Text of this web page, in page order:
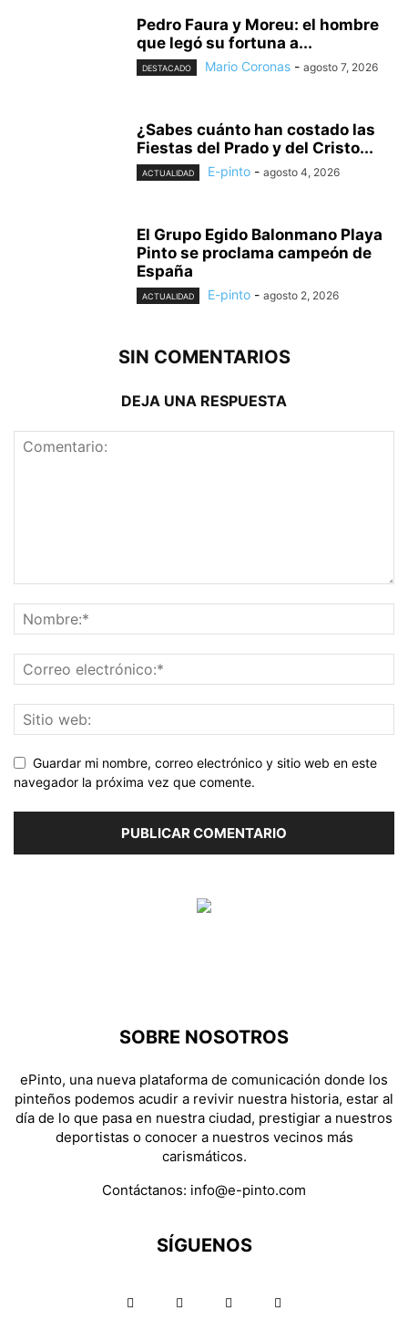
Pedro Faura y Moreu: el hombre
que legó su fortuna a...
DESTACADO Mario Coronas - agosto 7, 2026
¿Sabes cuánto han costado las
Fiestas del Prado y del Cristo...
ACTUALIDAD E-pinto - agosto 4, 2026
El Grupo Egido Balonmano Playa
Pinto se proclama campeón de
España
ACTUALIDAD E-pinto - agosto 2, 2026
SIN COMENTARIOS
DEJA UNA RESPUESTA
Guardar mi nombre, correo electrónico y sitio web en este
navegador la próxima vez que comente.
SOBRE NOSOTROS
ePinto, una nueva plataforma de comunicación donde los
pinteños podemos acudir a revivir nuestra historia, estar al
día de lo que pasa en nuestra ciudad, prestigiar a nuestros
deportistas o conocer a nuestros vecinos más
carismáticos.
Contáctanos: info@e-pinto.com
SÍGUENOS